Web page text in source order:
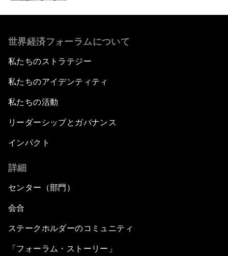
世界経済フォーラムについて
私たちのストラテジー
私たちのアイデンティティ
私たちの活動
リーダーシップとガバナンス
インパクト
詳細
センター（部門）
会合
ステークホルダーのコミュニティ
「フォーラム・ストーリー」